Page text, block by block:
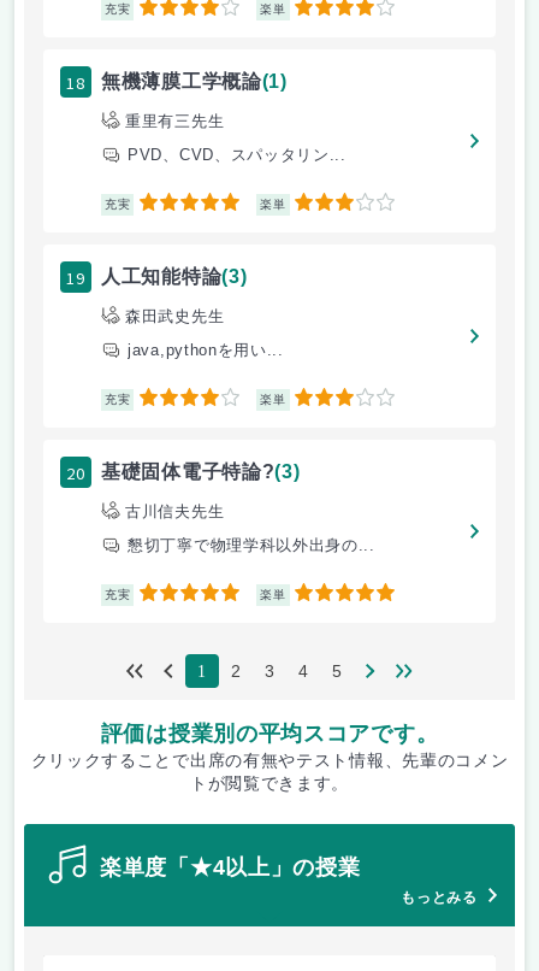
充実 4 楽単 4
18 無機薄膜工学概論(1)
重里有三先生
PVD、CVD、スパッタリン...
充実 5 楽単 3
19 人工知能特論(3)
森田武史先生
java,pythonを用い...
充実 4 楽単 3
20 基礎固体電子特論?(3)
古川信夫先生
懇切丁寧で物理学科以外出身の...
充実 5 楽単 5
1 2 3 4 5
評価は授業別の平均スコアです。
クリックすることで出席の有無やテスト情報、先輩のコメン
トが閲覧できます。
楽単度「★4以上」の授業
もっとみる